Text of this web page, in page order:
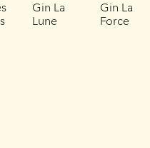
Gin La
Lune
Gin La
Force